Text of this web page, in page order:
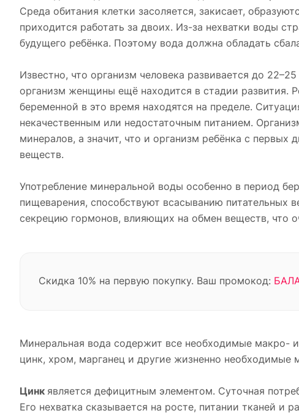
Среда обитания клетки засоляется, закисает,
приходится работать за двоих. Из-за нехватки воды
будущего ребёнка. Поэтому вода должна обладать
Известно, что организм человека развивается до
организм женщины ещё находится в стадии развития.
беременной в это время находятся на пределе.
некачественным или недостаточным питанием.
минералов, а значит, что и организм ребёнка с первых
веществ.
Употребление минеральной воды особенно в период
пищеварения, способствуют всасыванию питательных
секрецию гормонов, влияющих на обмен веществ, что
Скидка 10% на первую покупку. Ваш промокод:
Минеральная вода содержит все необходимые макро-
цинк, хром, марганец и другие жизненно необходимые
Цинк является дефицитным элементом. Суточная
Его нехватка сказывается на росте, питании тканей и